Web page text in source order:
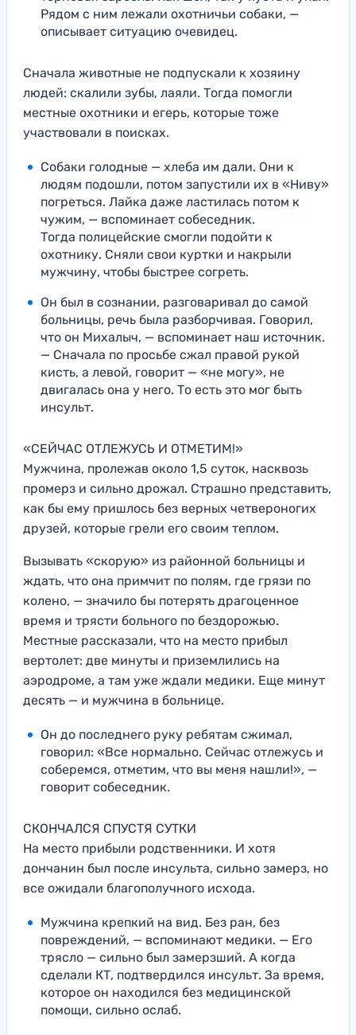
Рядом с ним лежали охотничьи собаки, —
описывает ситуацию очевидец.
Сначала животные не подпускали к хозяину
людей: скалили зубы, лаяли. Тогда помогли
местные охотники и егерь, которые тоже
участвовали в поисках.
Собаки голодные — хлеба им дали. Они к
людям подошли, потом запустили их в «Ниву»
погреться. Лайка даже ластилась потом к
чужим, — вспоминает собеседник.
Тогда полицейские смогли подойти к
охотнику. Сняли свои куртки и накрыли
мужчину, чтобы быстрее согреть.
Он был в сознании, разговаривал до самой
больницы, речь была разборчивая. Говорил,
что он Михалыч, — вспоминает наш источник.
— Сначала по просьбе сжал правой рукой
кисть, а левой, говорит — «не могу», не
двигалась она у него. То есть это мог быть
инсульт.
«СЕЙЧАС ОТЛЕЖУСЬ И ОТМЕТИМ!»
Мужчина, пролежав около 1,5 суток, насквозь
промерз и сильно дрожал. Страшно представить,
как бы ему пришлось без верных четвероногих
друзей, которые грели его своим теплом.
Вызывать «скорую» из районной больницы и
ждать, что она примчит по полям, где грязи по
колено, — значило бы потерять драгоценное
время и трясти больного по бездорожью.
Местные рассказали, что на место прибыл
вертолет: две минуты и приземлились на
аэродроме, а там уже ждали медики. Еще минут
десять — и мужчина в больнице.
Он до последнего руку ребятам сжимал,
говорил: «Все нормально. Сейчас отлежусь и
соберемся, отметим, что вы меня нашли!», —
говорит собеседник.
СКОНЧАЛСЯ СПУСТЯ СУТКИ
На место прибыли родственники. И хотя
дончанин был после инсульта, сильно замерз, но
все ожидали благополучного исхода.
Мужчина крепкий на вид. Без ран, без
повреждений, — вспоминают медики. — Его
трясло — сильно был замерзший. А когда
сделали КТ, подтвердился инсульт. За время,
которое он находился без медицинской
помощи, сильно ослаб.